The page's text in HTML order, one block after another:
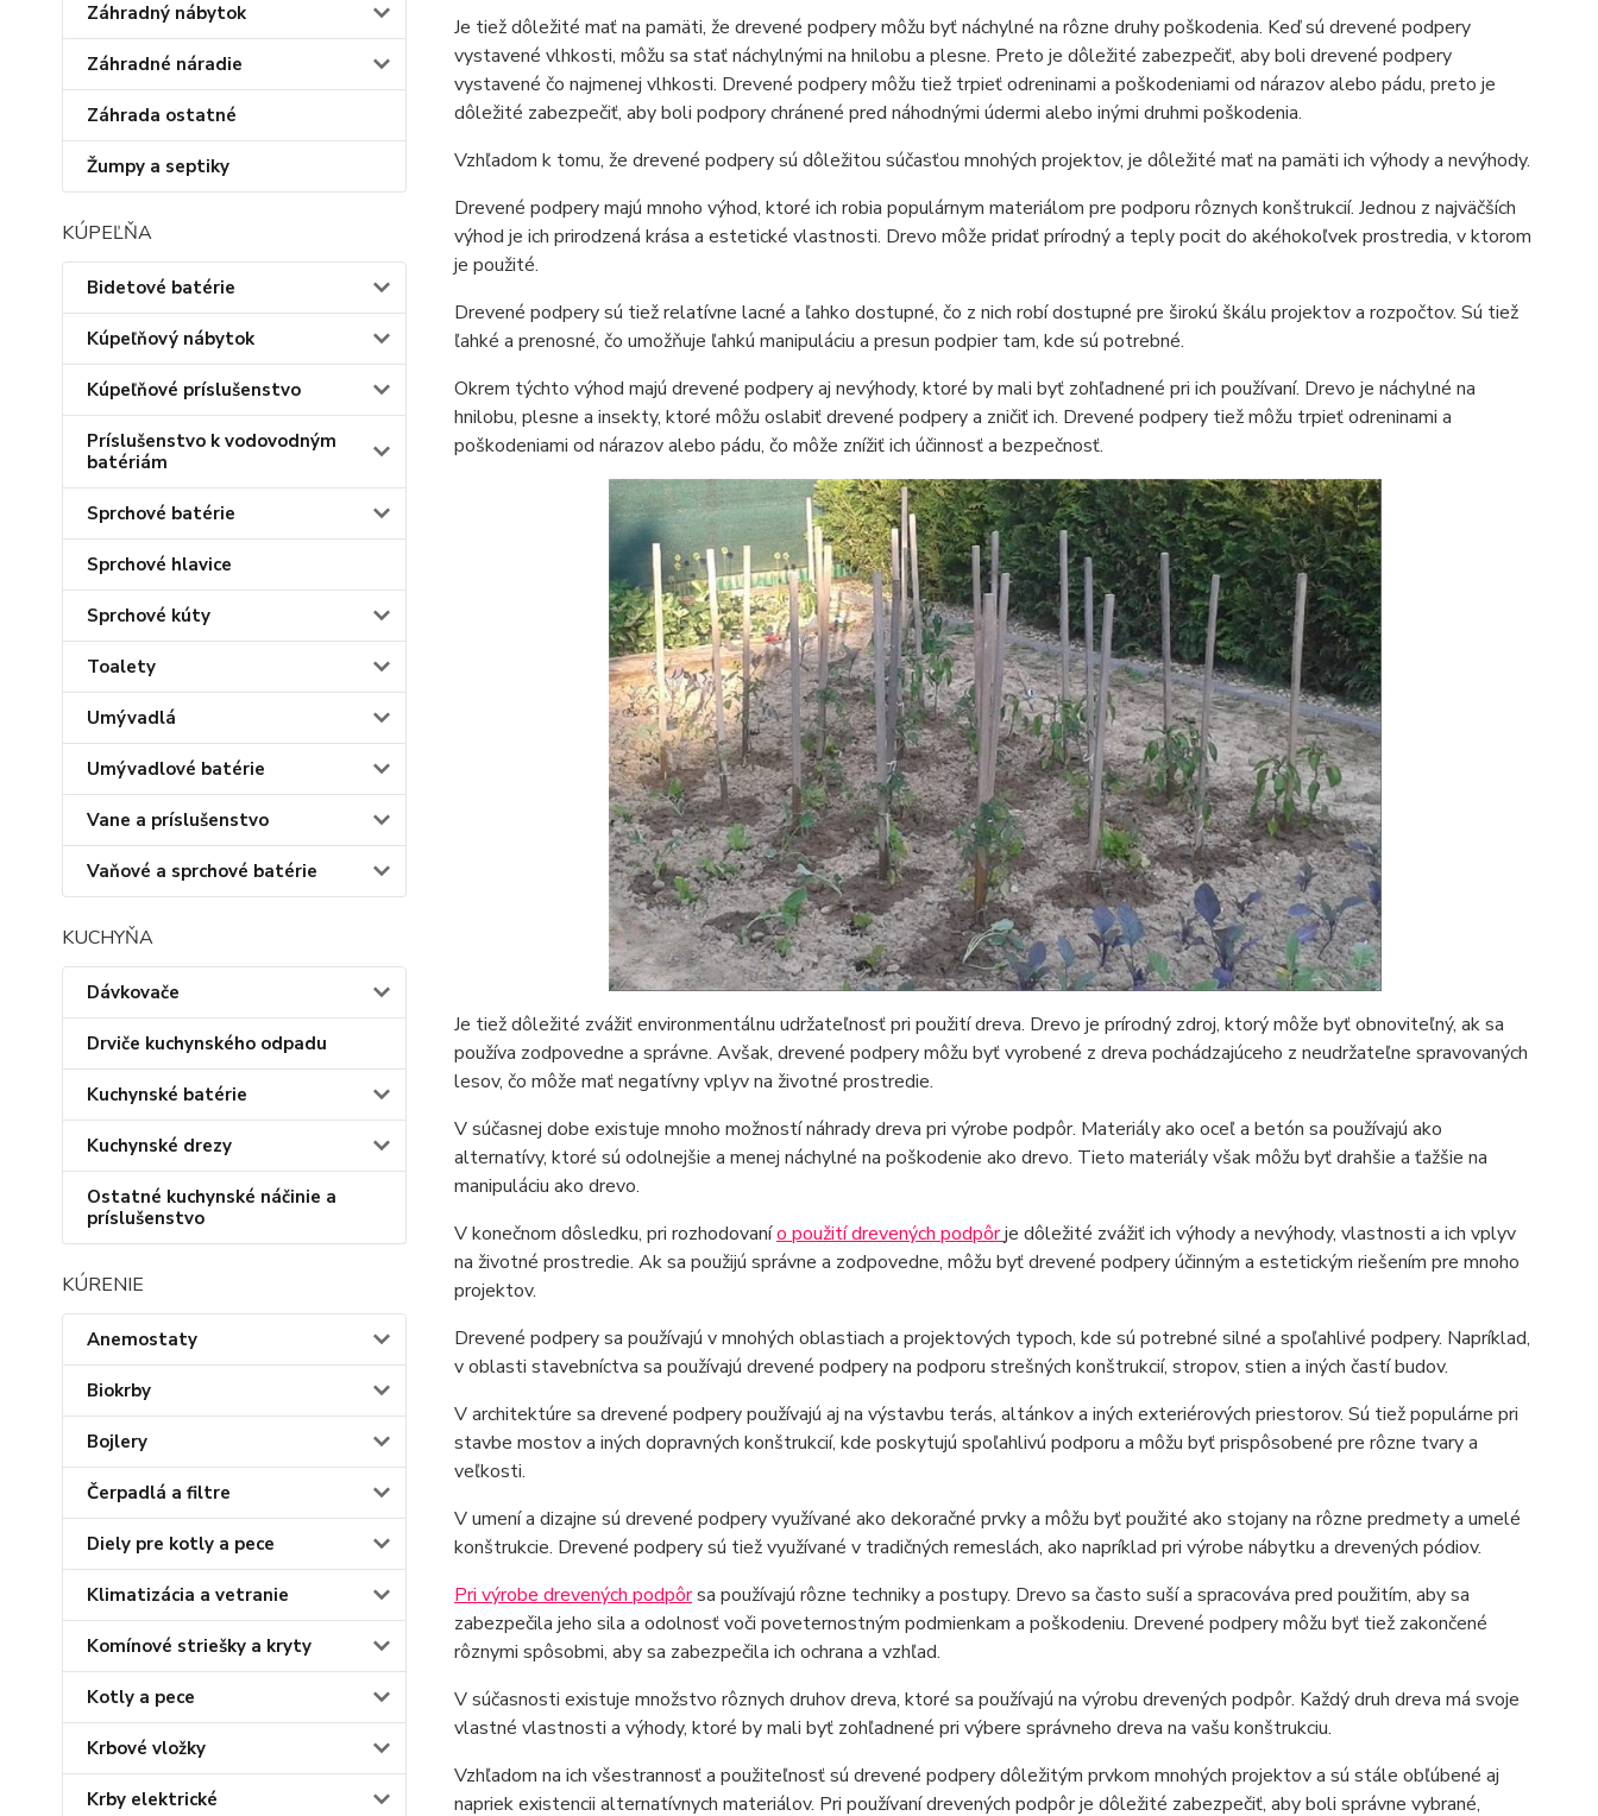
Záhradný nábytok
Záhradné náradie
Záhrada ostatné
Žumpy a septiky
KÚPEĽŇA
Bidetové batérie
Kúpeľňový nábytok
Kúpeľňové príslušenstvo
Príslušenstvo k vodovodným
batériám
Sprchové batérie
Sprchové hlavice
Sprchové kúty
Toalety
Umývadlá
Umývadlové batérie
Vane a príslušenstvo
Vaňové a sprchové batérie
KUCHYŇA
Dávkovače
Drviče kuchynského odpadu
Kuchynské batérie
Kuchynské drezy
Ostatné kuchynské náčinie a
príslušenstvo
KÚRENIE
Anemostaty
Biokrby
Bojlery
Čerpadlá a filtre
Diely pre kotly a pece
Klimatizácia a vetranie
Komínové striešky a kryty
Kotly a pece
Krbové vložky
Krby elektrické
Je tiež dôležité mať na pamäti, že drevené podpery môžu byť náchylné na rôzne druhy poškodenia. Keď sú drevené podpery
vystavené vlhkosti, môžu sa stať náchylnými na hnilobu a plesne. Preto je dôležité zabezpečiť, aby boli drevené podpery
vystavené čo najmenej vlhkosti. Drevené podpery môžu tiež trpieť odreninami a poškodeniami od nárazov alebo pádu, preto je
dôležité zabezpečiť, aby boli podpory chránené pred náhodnými údermi alebo inými druhmi poškodenia.
Vzhľadom k tomu, že drevené podpery sú dôležitou súčasťou mnohých projektov, je dôležité mať na pamäti ich výhody a nevýhody.
Drevené podpery majú mnoho výhod, ktoré ich robia populárnym materiálom pre podporu rôznych konštrukcií. Jednou z najväčších
výhod je ich prirodzená krása a estetické vlastnosti. Drevo môže pridať prírodný a teply pocit do akéhokoľvek prostredia, v ktorom
je použité.
Drevené podpery sú tiež relatívne lacné a ľahko dostupné, čo z nich robí dostupné pre širokú škálu projektov a rozpočtov. Sú tiež
ľahké a prenosné, čo umožňuje ľahkú manipuláciu a presun podpier tam, kde sú potrebné.
Okrem týchto výhod majú drevené podpery aj nevýhody, ktoré by mali byť zohľadnené pri ich používaní. Drevo je náchylné na
hnilobu, plesne a insekty, ktoré môžu oslabiť drevené podpery a zničiť ich. Drevené podpery tiež môžu trpieť odreninami a
poškodeniami od nárazov alebo pádu, čo môže znížiť ich účinnosť a bezpečnosť.
Je tiež dôležité zvážiť environmentálnu udržateľnosť pri použití dreva. Drevo je prírodný zdroj, ktorý môže byť obnoviteľný, ak sa
používa zodpovedne a správne. Avšak, drevené podpery môžu byť vyrobené z dreva pochádzajúceho z neudržateľne spravovaných
lesov, čo môže mať negatívny vplyv na životné prostredie.
V súčasnej dobe existuje mnoho možností náhrady dreva pri výrobe podpôr. Materiály ako oceľ a betón sa používajú ako
alternatívy, ktoré sú odolnejšie a menej náchylné na poškodenie ako drevo. Tieto materiály však môžu byť drahšie a ťažšie na
manipuláciu ako drevo.
V konečnom dôsledku, pri rozhodovanío použití drevených podpôrje dôležité zvážiť ich výhody a nevýhody, vlastnosti a ich vplyv
na životné prostredie. Ak sa použijú správne a zodpovedne, môžu byť drevené podpery účinným a estetickým riešením pre mnoho
projektov.
Drevené podpery sa používajú v mnohých oblastiach a projektových typoch, kde sú potrebné silné a spoľahlivé podpery. Napríklad,
v oblasti stavebníctva sa používajú drevené podpery na podporu strešných konštrukcií, stropov, stien a iných častí budov.
V architektúre sa drevené podpery používajú aj na výstavbu terás, altánkov a iných exteriérových priestorov. Sú tiež populárne pri
stavbe mostov a iných dopravných konštrukcií, kde poskytujú spoľahlivú podporu a môžu byť prispôsobené pre rôzne tvary a
veľkosti.
V umení a dizajne sú drevené podpery využívané ako dekoračné prvky a môžu byť použité ako stojany na rôzne predmety a umelé
konštrukcie. Drevené podpery sú tiež využívané v tradičných remeslách, ako napríklad pri výrobe nábytku a drevených pódiov.
Pri výrobe drevených podpôrsa používajú rôzne techniky a postupy. Drevo sa často suší a spracováva pred použitím, aby sa
zabezpečila jeho sila a odolnosť voči poveternostným podmienkam a poškodeniu. Drevené podpery môžu byť tiež zakončené
rôznymi spôsobmi, aby sa zabezpečila ich ochrana a vzhľad.
V súčasnosti existuje množstvo rôznych druhov dreva, ktoré sa používajú na výrobu drevených podpôr. Každý druh dreva má svoje
vlastné vlastnosti a výhody, ktoré by mali byť zohľadnené pri výbere správneho dreva na vašu konštrukciu.
Vzhľadom na ich všestrannosť a použiteľnosť sú drevené podpery dôležitým prvkom mnohých projektov a sú stále obľúbené aj
napriek existencii alternatívnych materiálov. Pri používaní drevených podpôr je dôležité zabezpečiť, aby boli správne vybrané,